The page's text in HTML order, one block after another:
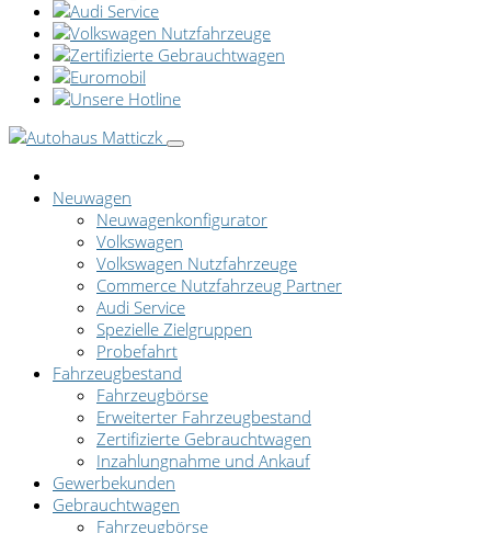
Neuwagen
Neuwagenkonfigurator
Volkswagen
Volkswagen Nutzfahrzeuge
Commerce Nutzfahrzeug Partner
Audi Service
Spezielle Zielgruppen
Probefahrt
Fahrzeugbestand
Fahrzeugbörse
Erweiterter Fahrzeugbestand
Zertifizierte Gebrauchtwagen
Inzahlungnahme und Ankauf
Gewerbekunden
Gebrauchtwagen
Fahrzeugbörse